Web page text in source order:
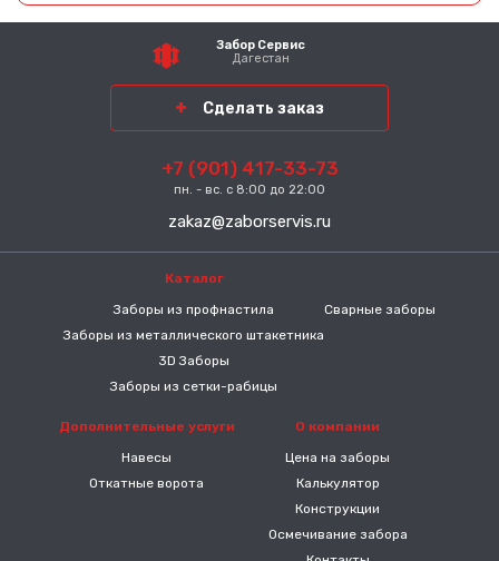
Забор Сервис
Дагестан
Сделать заказ
+7 (901) 417-33-73
пн. - вс. с 8:00 до 22:00
zakaz@zaborservis.ru
Каталог
Заборы из профнастила
Заборы из металлического штакетника
3D Заборы
Заборы из сетки-рабицы
Сварные заборы
Дополнительные услуги
Навесы
Откатные ворота
О компании
Цена на заборы
Калькулятор
Конструкции
Осмечивание забора